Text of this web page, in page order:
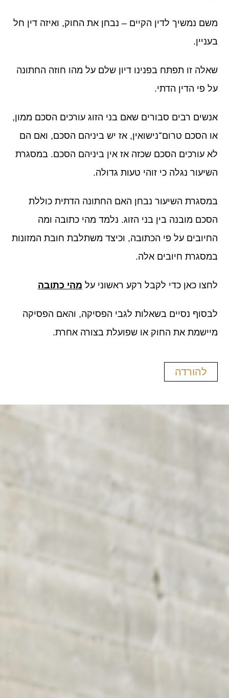
משם נמשיך לדין הקיים – נבחן את החוק, ואיזה דין חל
בעניין.
שאלה זו תפתח בפנינו דיון שלם על מהו חוזה החתונה
על פי הדין הדתי.
אנשים רבים סבורים שאם בני הזוג עורכים הסכם ממון,
או הסכם טרום־נישואין, אז יש ביניהם הסכם, ואם הם
לא עורכים הסכם שכזה אז אין ביניהם הסכם. במסגרת
השיעור נגלה כי זוהי טעות גדולה.
במסגרת השיעור נבחן האם החתונה הדתית כוללת
הסכם מובנה בין בני הזוג. נלמד מהי כתובה ומה
החיובים על פי הכתובה, וכיצד משתלבת חובת המזונות
במסגרת חיובים אלה.
לחצו כאן כדי לקבל רקע ראשוני על מהי כתובה
לבסוף נסיים בשאלות לגבי הפסיקה, והאם הפסיקה
מיישמת את החוק או שפועלת בצורה אחרת.
להורדה